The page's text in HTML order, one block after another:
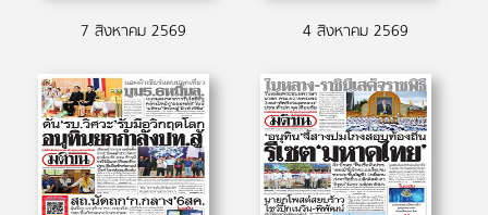
7 สิงหาคม 2569 4 สิงหาคม 2569